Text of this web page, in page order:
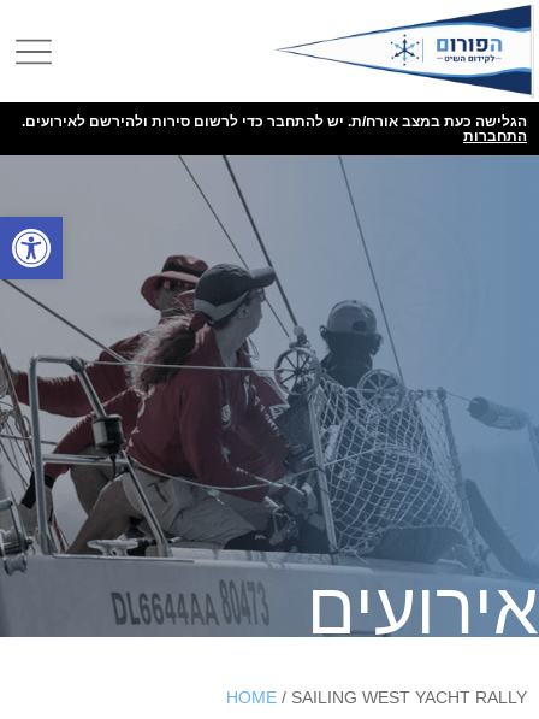
הגלישה כעת במצב אורח/ת. יש להתחבר כדי לרשום סירות ולהירשם לאירועים.
התחברות
אירועים
HOME / SAILING WEST YACHT RALLY